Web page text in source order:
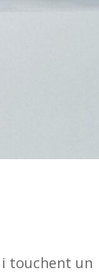
touchent un